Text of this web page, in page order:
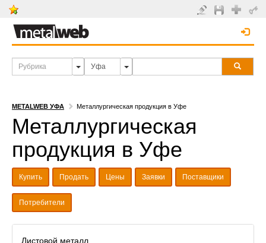
METALWEB УФА Металлургическая продукция в Уфе
Металлургическая
продукция в Уфе
Купить Продать Цены Заявки Поставщики
Потребители
Листовой металл